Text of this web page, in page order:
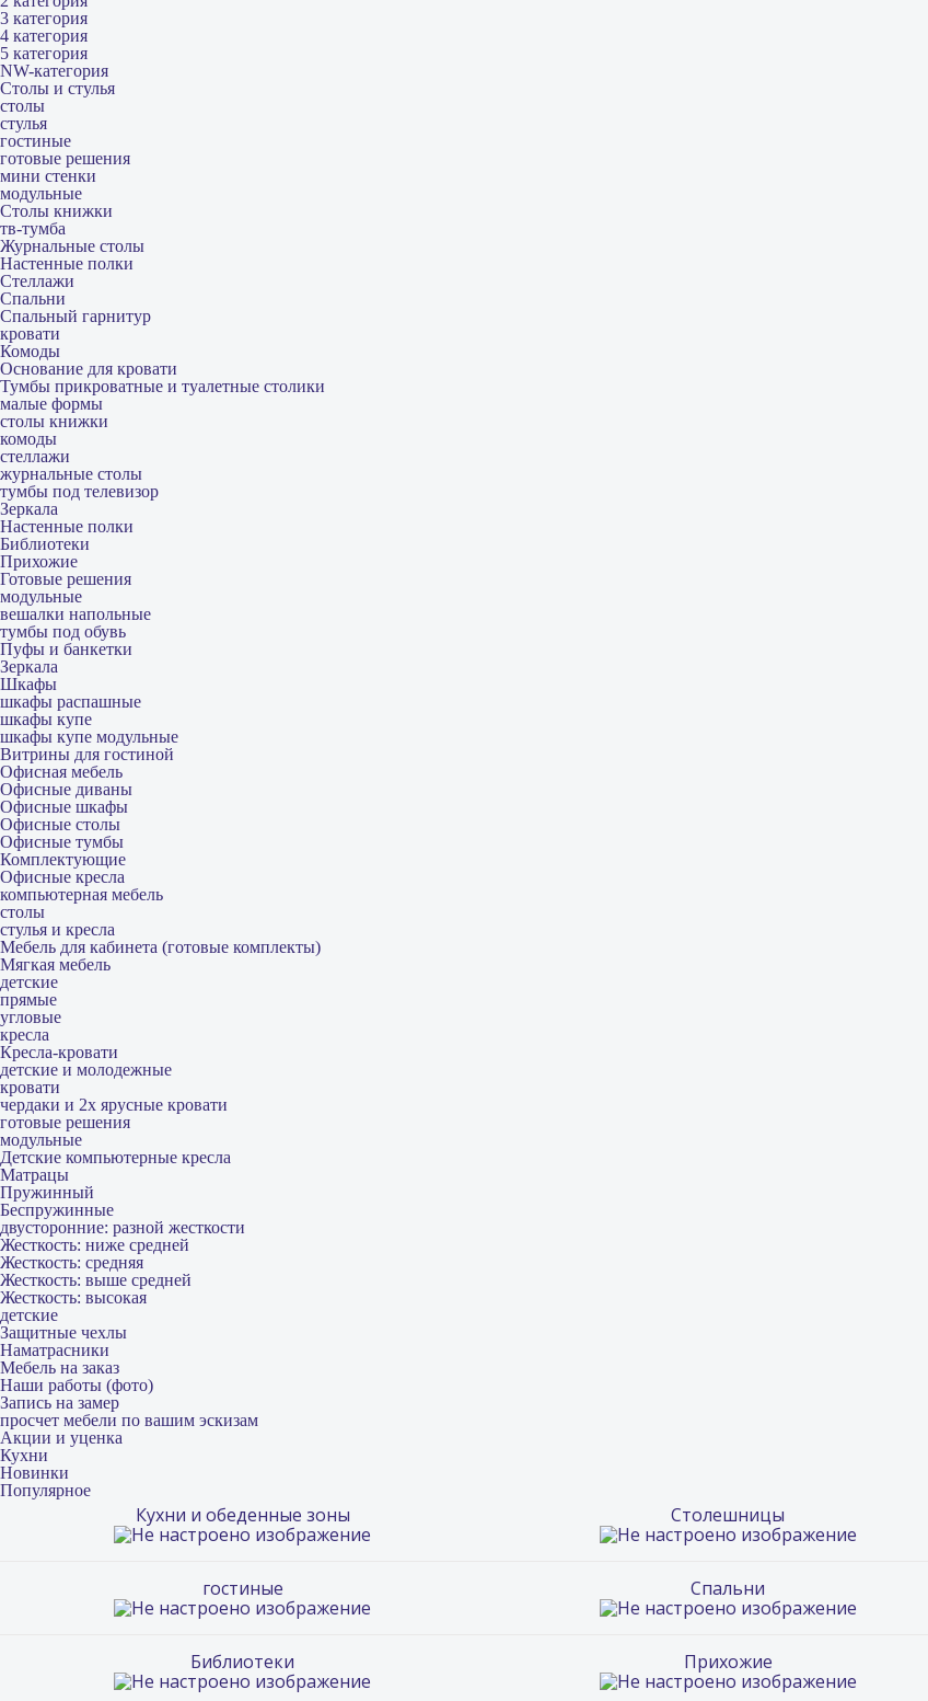
3 категория
4 категория
5 категория
NW-категория
Столы и стулья
столы
стулья
гостиные
готовые решения
мини стенки
модульные
Столы книжки
тв-тумба
Журнальные столы
Настенные полки
Стеллажи
Спальни
Спальный гарнитур
кровати
Комоды
Основание для кровати
Тумбы прикроватные и туалетные столики
малые формы
столы книжки
комоды
стеллажи
журнальные столы
тумбы под телевизор
Зеркала
Настенные полки
Библиотеки
Прихожие
Готовые решения
модульные
вешалки напольные
тумбы под обувь
Пуфы и банкетки
Зеркала
Шкафы
шкафы распашные
шкафы купе
шкафы купе модульные
Витрины для гостиной
Офисная мебель
Офисные диваны
Офисные шкафы
Офисные столы
Офисные тумбы
Комплектующие
Офисные кресла
компьютерная мебель
столы
стулья и кресла
Мебель для кабинета (готовые комплекты)
Мягкая мебель
детские
прямые
угловые
кресла
Кресла-кровати
детские и молодежные
кровати
чердаки и 2х ярусные кровати
готовые решения
модульные
Детские компьютерные кресла
Матрацы
Пружинный
Беспружинные
двусторонние: разной жесткости
Жесткость: ниже средней
Жесткость: средняя
Жесткость: выше средней
Жесткость: высокая
детские
Защитные чехлы
Наматрасники
Мебель на заказ
Наши работы (фото)
Запись на замер
просчет мебели по вашим эскизам
Акции и уценка
Кухни
Новинки
Популярное
Кухни и обеденные зоны Столешницы
гостиные Спальни
Библиотеки Прихожие